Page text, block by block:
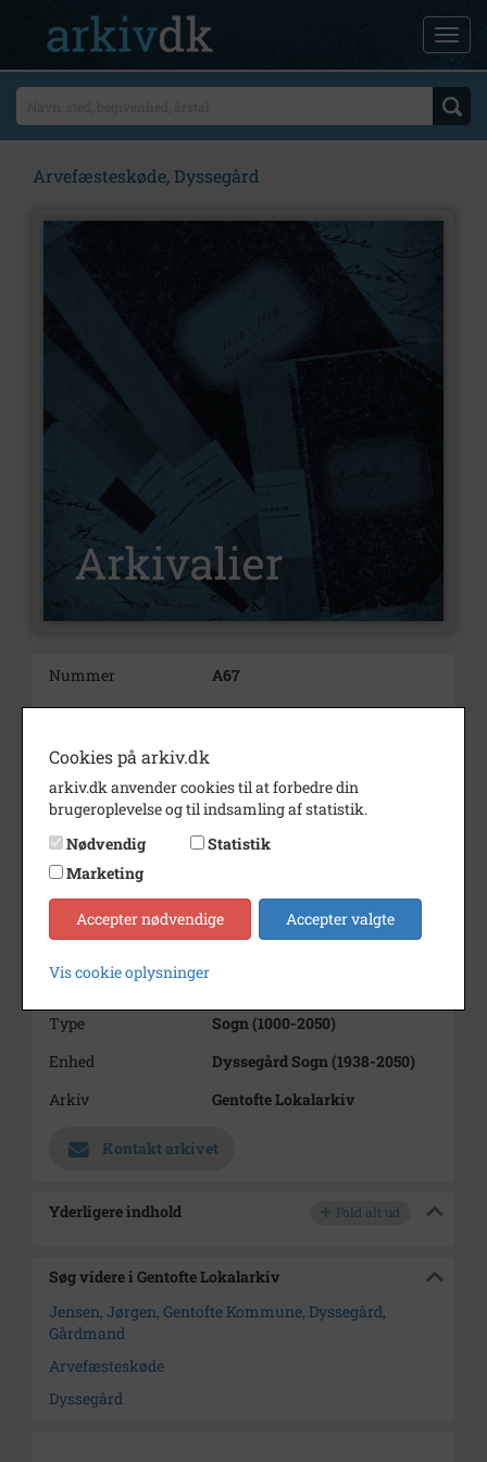
Arvefæsteskøde, Dyssegård
Nummer
A67
Type
Arkivalier
Arkivskaber
Beskrivelse
Gårdmand
Jørgen Jensen
Dyssegård
Bemærkning
Årstal
Dateringsnote
1767
Se på kort
Type
Sogn (1000-2050)
Enhed
Dyssegård Sogn (1938-2050)
Arkiv
Gentofte Lokalarkiv
Kontakt arkivet
Yderligere indhold Fold alt ud
Søg videre i Gentofte Lokalarkiv
Jensen, Jørgen, Gentofte Kommune, Dyssegård,
Gårdmand
Arvefæsteskøde
Dyssegård
Cookies på arkiv.dk
arkiv.dk anvender cookies til at forbedre din
brugeroplevelse og til indsamling af statistik.
Nødvendig
Statistik
Marketing
Accepter nødvendige Accepter valgte
Vis cookie oplysninger